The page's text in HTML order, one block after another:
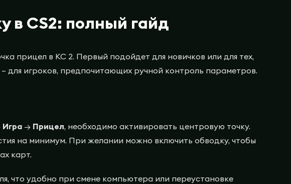
в CS2: полный гайд
прицел в КС 2. Первый подойдет для новичков или для тех,
– для игроков, предпочитающих ручной контроль параметров.
Игра → Прицел, необходимо активировать центровую точку.
на минимум. При желании можно включить обводку, чтобы
карт.
что удобно при смене компьютера или переустановке